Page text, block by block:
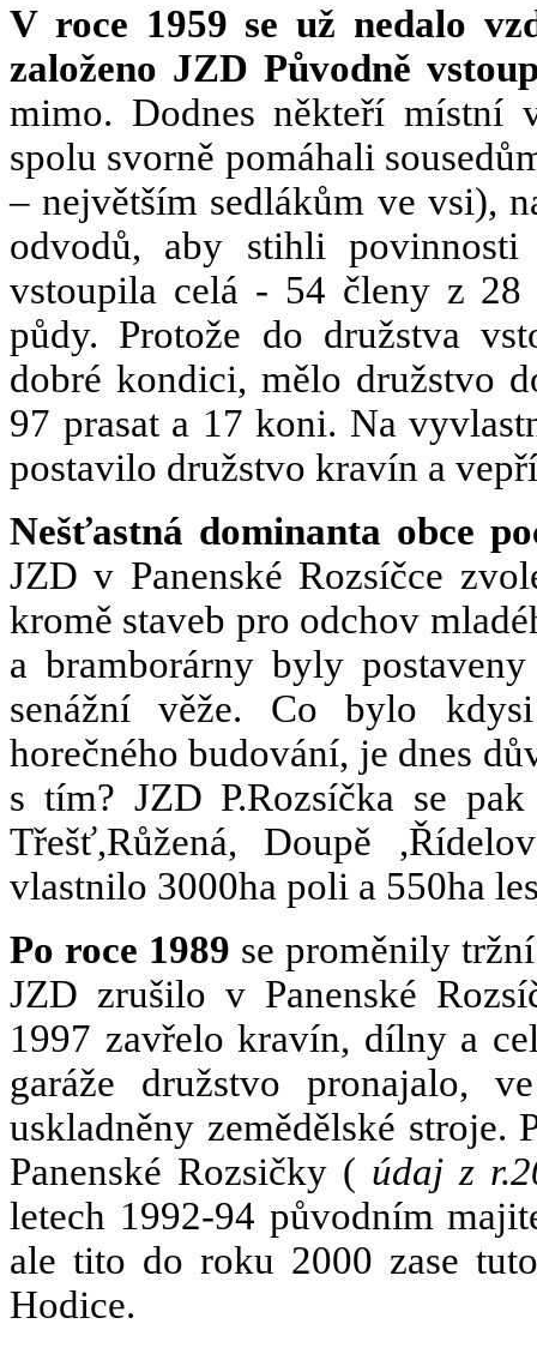
V roce 1959 se už nedalo
založeno JZD Původně
mimo. Dodnes někteří místní
spolu svorně pomáhali
– největším sedlákům ve vsi),
odvodů, aby stihli
vstoupila celá - 54 členy z 28
půdy. Protože do družstva
dobré kondici, mělo družstvo
97 prasat a 17 koni. Na
postavilo družstvo kravín a
Nešťastná dominanta obce
JZD v Panenské Rozsíčce
kromě staveb pro odchov
a bramborárny byly
senážní věže. Co bylo
horečného budování, je dnes
s tím? JZD P.Rozsíčka se
Třešť,Růžená, Doupě
vlastnilo 3000ha poli a 550ha
Po roce 1989 se proměnily
JZD zrušilo v Panenské
1997 zavřelo kravín, dílny a
garáže družstvo pronajalo,
uskladněny zemědělské stroje.
Panenské Rozsičky ( údaj z
letech 1992-94 původním
ale tito do roku 2000 zase
Hodice.